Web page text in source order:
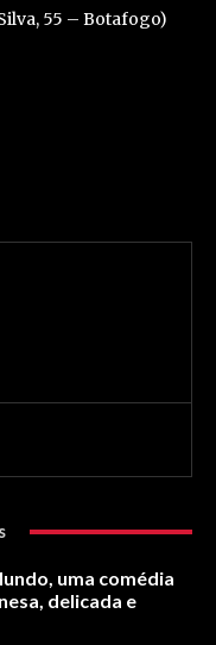
55 – Botafogo)
uma comédia
delicada e